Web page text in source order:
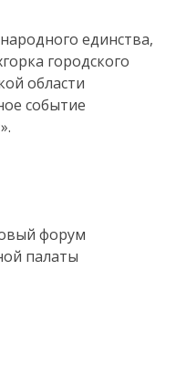
единства,
городского
области
событие
форум
палаты